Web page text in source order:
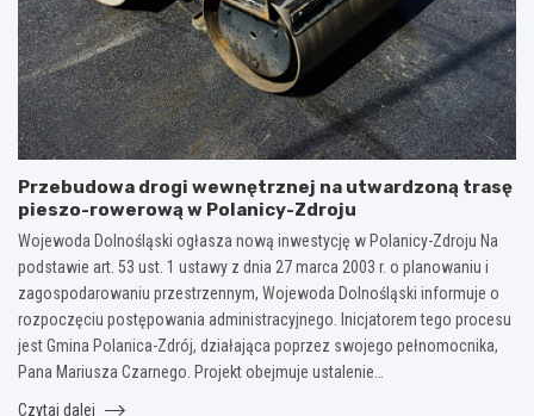
Przebudowa drogi wewnętrznej na utwardzoną trasę
pieszo-rowerową w Polanicy-Zdroju
Wojewoda Dolnośląski ogłasza nową inwestycję w Polanicy-Zdroju Na
podstawie art. 53 ust. 1 ustawy z dnia 27 marca 2003 r. o planowaniu i
zagospodarowaniu przestrzennym, Wojewoda Dolnośląski informuje o
rozpoczęciu postępowania administracyjnego. Inicjatorem tego procesu
jest Gmina Polanica-Zdrój, działająca poprzez swojego pełnomocnika,
Pana Mariusza Czarnego. Projekt obejmuje ustalenie…
Czytaj dalej